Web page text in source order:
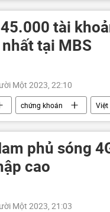
tài
tại MBS
Một 2023, 22:10
chứng khoán Việt
phủ sóng
cao
Một 2023, 21:03